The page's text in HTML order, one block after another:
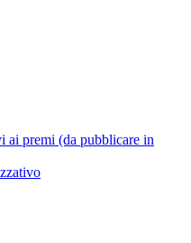
ai premi (da pubblicare in